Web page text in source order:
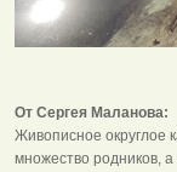
От Сергея Маланова:
Живописное округлое
множество родников,